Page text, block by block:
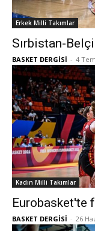
Erkek Milli Takımlar
Sırbistan-
BASKET DERGİSİ - 4
Kadın Milli Takımlar
Eurobasket'te
BASKET DERGİSİ - 26